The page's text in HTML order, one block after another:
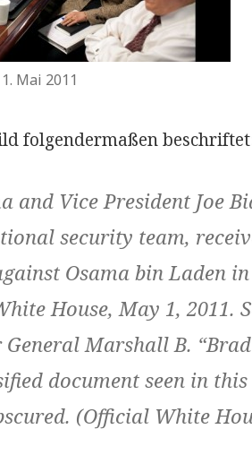
Mai 2011
folgendermaßen
and Vice President Joe
security team,
Osama bin Laden
House, May 1, 2011.
Marshall B.
document seen in this
(Official White